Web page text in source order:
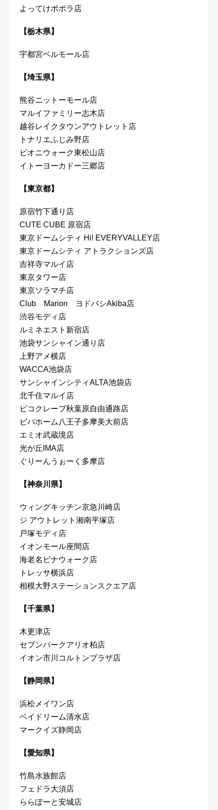
よってけポポラ店
【栃木県】
宇都宮ベルモール店
【埼玉県】
熊谷ニットーモール店
マルイファミリー志木店
越谷レイクタウンアウトレット店
トナリエふじみ野店
ピオニウォーク東松山店
イトーヨーカドー三郷店
【東京都】
原宿竹下通り店
CUTE CUBE 原宿店
東京ドームシティ Hi! EVERYVALLEY店
東京ドームシティ アトラクションズ店
吉祥寺マルイ店
東京タワー店
東京ソラマチ店
Club Marion ヨドバシAkiba店
渋谷モディ店
ルミネエスト新宿店
池袋サンシャイン通り店
上野アメ横店
WACCA池袋店
サンシャインシティALTA池袋店
北千住マルイ店
ピコクレープ秋葉原自由通路店
ビバホーム八王子多摩美大前店
エミオ武蔵境店
光が丘IMA店
ぐりーんうぉーく多摩店
【神奈川県】
ウィングキッチン京急川崎店
ジ アウトレット湘南平塚店
戸塚モディ店
イオンモール座間店
海老名ビナウォーク店
トレッサ横浜店
相模大野ステーションスクエア店
【千葉県】
木更津店
セブンパークアリオ柏店
イオン市川コルトンプラザ店
【静岡県】
浜松メイワン店
ベイドリーム清水店
マークイズ静岡店
【愛知県】
竹島水族館店
フェドラ大須店
ららぽーと安城店